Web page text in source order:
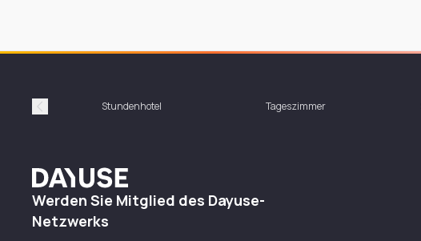
Précédent Stundenhotel Tageszimmer
Dayuse
Werden Sie Mitglied des Dayuse-
Netzwerks